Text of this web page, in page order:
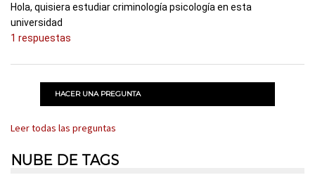
Hola, quisiera estudiar criminología psicología en esta
universidad
1 respuestas
HACER UNA PREGUNTA
Leer todas las preguntas
NUBE DE TAGS